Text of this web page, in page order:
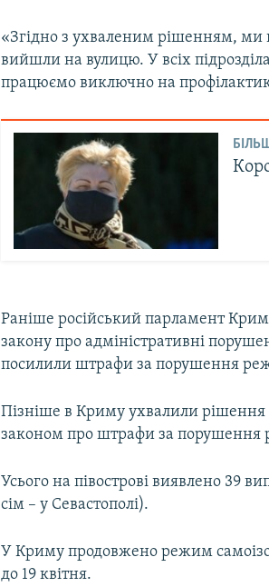
«Згідно з ухваленим рішенням, ми
вийшли на вулицю. У всіх
працюємо виключно на
Раніше російський парламент
закону про адміністративні
посилили штрафи за порушення
Пізніше в Криму ухвалили рішення
законом про штрафи за порушення
Усього на півострові виявлено 39
сім – у Севастополі).
У Криму продовжено режим
до 19 квітня.